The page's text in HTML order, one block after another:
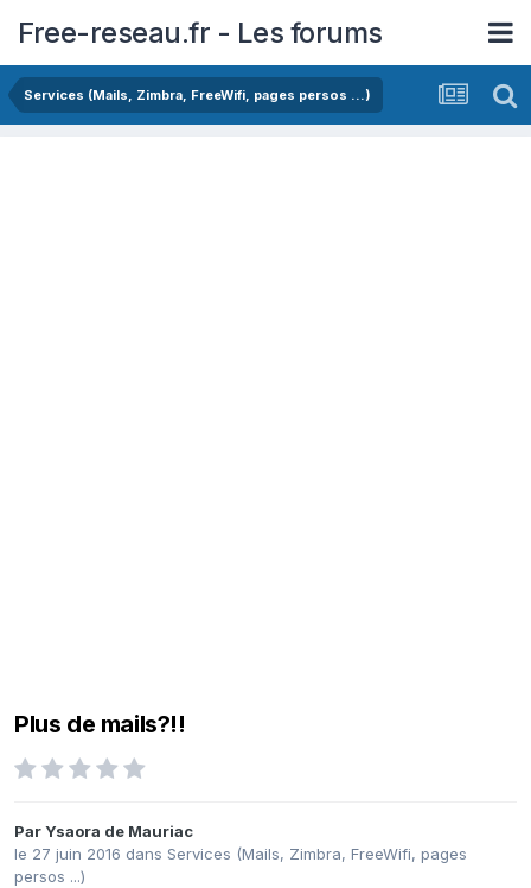
Free-reseau.fr - Les forums
Services (Mails, Zimbra, FreeWifi, pages persos ...)
Plus de mails?!!
ParYsaora de Mauriac
le 27 juin 2016 dans Services (Mails, Zimbra, FreeWifi, pages
persos ...)